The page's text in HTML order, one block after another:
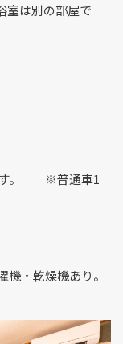
は別の部屋で
す。 ※普通車1
・乾燥機あり。